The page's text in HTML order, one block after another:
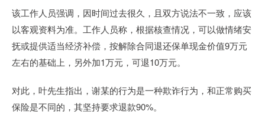
该工作人员强调，因时间过去很久，且双方说法不一致，应该
以客观资料为准。工作人员称，根据核查情况，可以做情绪安
抚或提供适当经济补偿，按解除合同退还保单现金价值9万元
左右的基础上，另外加1万元，可退10万元。
对此，叶先生指出，谢某的行为是一种欺诈行为，和正常购买
保险是不同的，其坚持要求退款90%。